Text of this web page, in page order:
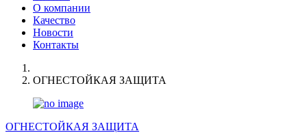
О компании
Качество
Новости
Контакты
ОГНЕСТОЙКАЯ ЗАЩИТА
ОГНЕСТОЙКАЯ ЗАЩИТА